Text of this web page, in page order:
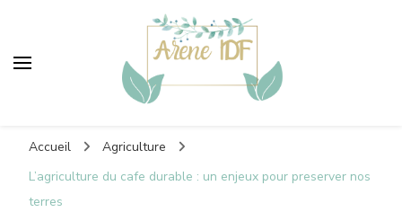
Accueil
Agriculture
L’agriculture du cafe durable : un enjeux pour preserver nos
terres